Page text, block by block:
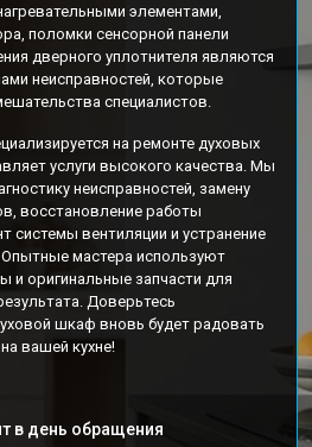
элементами,
поломки сенсорной панели
дверного уплотнителя являются
неисправностей, которые
специалистов.
на ремонте духовых
услуги высокого качества. Мы
неисправностей, замену
восстановление работы
системы вентиляции и устранение
мастера используют
и оригинальные запчасти для
Доверьтесь
шкаф вновь будет радовать
вашей кухне!
в день обращения